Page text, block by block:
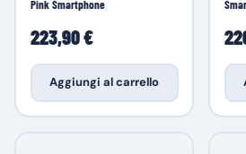
Pink Smartphone
223,90 €
Aggiungi al carrello